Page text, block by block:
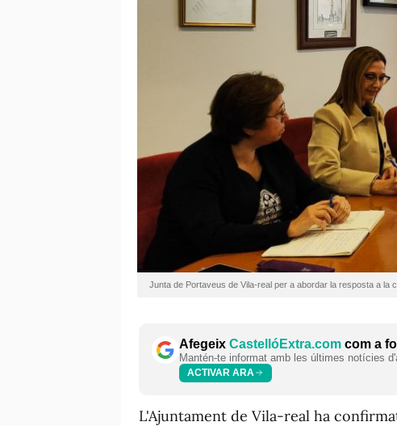
Junta de Portaveus de Vila-real per a abordar la resposta a la
Afegeix CastellóExtra.com com a
Mantén-te informat amb les últimes notícies
ACTIVAR ARA
L'Ajuntament de Vila-real ha